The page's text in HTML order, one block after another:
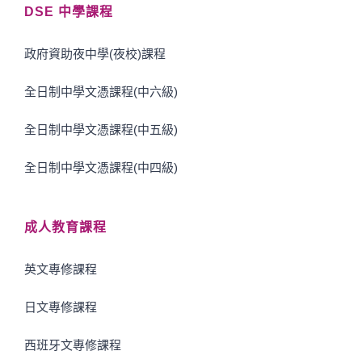
DSE 中學課程
政府資助夜中學(夜校)課程
全日制中學文憑課程(中六級)
全日制中學文憑課程(中五級)
全日制中學文憑課程(中四級)
成人教育課程
英文專修課程
日文專修課程
西班牙文專修課程